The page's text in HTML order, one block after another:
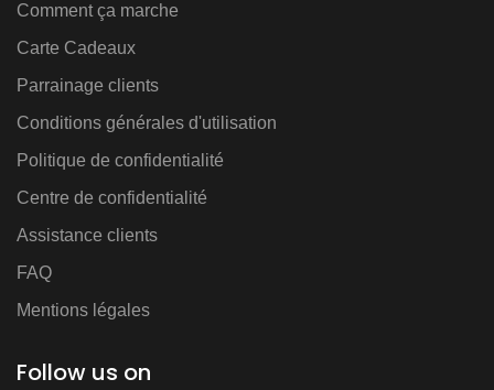
Comment ça marche
Carte Cadeaux
Parrainage clients
Conditions générales d'utilisation
Politique de confidentialité
Centre de confidentialité
Assistance clients
FAQ
Mentions légales
Follow us on